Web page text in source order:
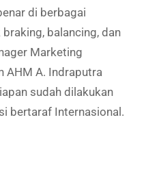
di berbagai
balancing, dan
Marketing
AHM A. Indraputra
sudah dilakukan
bertaraf Internasional.